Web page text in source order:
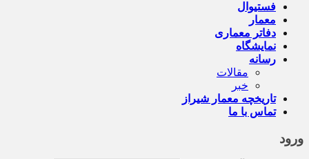
فستیوال
معمار
دفاتر معماری
نمایشگاه
رسانه
مقالات
خبر
تاریخچه معمار‌‌ شیراز
تماس با ما
ورود